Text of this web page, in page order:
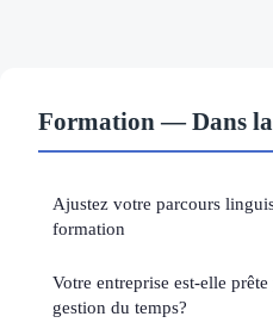
Formation — Dans
Ajustez votre parcours
formation
Votre entreprise est-elle
gestion du temps?